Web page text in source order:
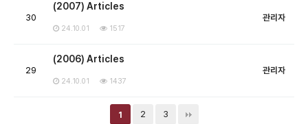
30
(2007) Articles
24.10.01 1517
관리자
29
(2006) Articles
24.10.01 1437
관리자
1 2 3